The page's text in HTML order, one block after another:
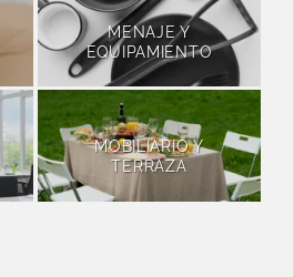
MENAJE Y
EQUIPAMIENTO
MOBILIARIO Y
TERRAZA